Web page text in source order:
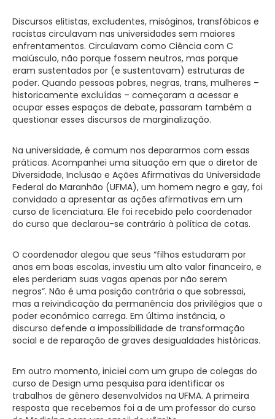
Discursos elitistas, excludentes, misóginos, transfóbicos e
racistas circulavam nas universidades sem maiores
enfrentamentos. Circulavam como Ciência com C
maiúsculo, não porque fossem neutros, mas porque
eram sustentados por (e sustentavam) estruturas de
poder. Quando pessoas pobres, negras, trans, mulheres –
historicamente excluídas – começaram a acessar e
ocupar esses espaços de debate, passaram também a
questionar esses discursos de marginalização.
Na universidade, é comum nos depararmos com essas
práticas. Acompanhei uma situação em que o diretor de
Diversidade, Inclusão e Ações Afirmativas da Universidade
Federal do Maranhão (UFMA), um homem negro e gay, foi
convidado a apresentar as ações afirmativas em um
curso de licenciatura. Ele foi recebido pelo coordenador
do curso que declarou-se contrário à política de cotas.
O coordenador alegou que seus “filhos estudaram por
anos em boas escolas, investiu um alto valor financeiro, e
eles perderiam suas vagas apenas por não serem
negros”. Não é uma posição contrária o que sobressai,
mas a reivindicação da permanência dos privilégios que o
poder econômico carrega. Em última instância, o
discurso defende a impossibilidade de transformação
social e de reparação de graves desigualdades históricas.
Em outro momento, iniciei com um grupo de colegas do
curso de Design uma pesquisa para identificar os
trabalhos de gênero desenvolvidos na UFMA. A primeira
resposta que recebemos foi a de um professor do curso